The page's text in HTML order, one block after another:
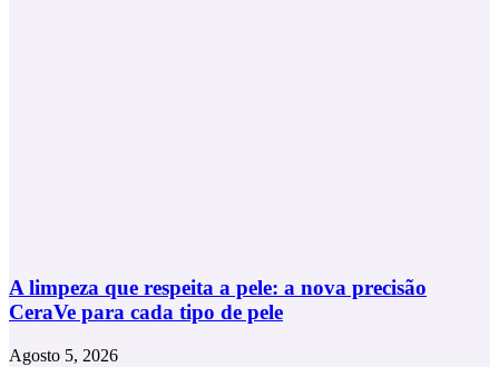
A limpeza que respeita a pele: a nova precisão
CeraVe para cada tipo de pele
Agosto 5, 2026